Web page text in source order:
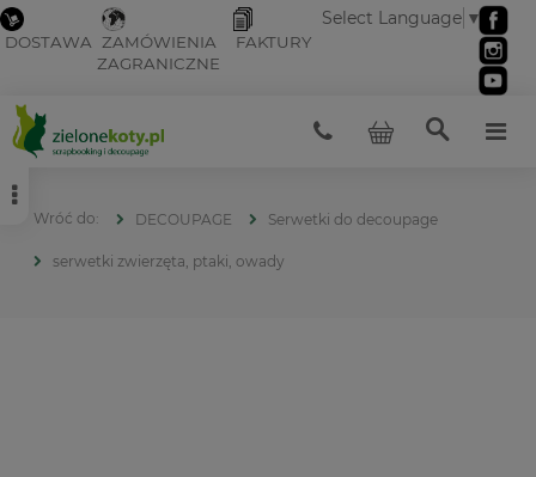
DOSTAWA ZAMÓWIENIA
ZAGRANICZNE
FAKTURY
Select Language ▼
DECOUPAGE Serwetki do decoupage
serwetki zwierzęta, ptaki, owady